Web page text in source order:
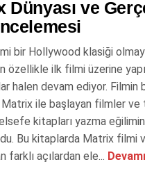
Dünyası ve
bir Hollywood klasiği
özellikle ilk filmi üzerine
halen devam ediyor. Filmin
ile başlayan filmler ve
kitapları yazma
Bu kitaplarda Matrix filmi
farklı açılardan ele...